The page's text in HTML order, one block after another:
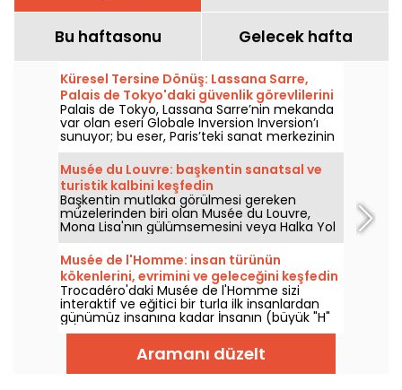
Bu haftasonu Gelecek hafta
Küresel Tersine Dönüş: Lassana Sarre,
Palais de Tokyo'daki güvenlik görevlilerini
öne çıkarıyor
Palais de Tokyo, Lassana Sarre’nin mekanda
var olan eseri Globale Inversion Inversion’ı
sunuyor; bu eser, Paris’teki sanat merkezinin
güvenlik ekiplerine adanmıştır ve 5 Haziran
2026’dan bu yana ziyaretçilerle buluşuyor.
Ressam, bakışı her gün ziyaretçileri
karşılayan, güvenliği sağlayan ve onlara eşlik
eden bu kişilere kaydırıyor.
Musée du Louvre: başkentin sanatsal ve
turistik kalbini keşfedin
Başkentin mutlaka görülmesi gereken
müzelerinden biri olan Musée du Louvre,
Mona Lisa'nın gülümsemesini veya Halka Yol
Gösteren Özgürlük'ün coşkusunu
düşünmeye gelen yılda 8 milyon ziyaretçinin
de kanıtladığı gibi, sergilediği birçok
başyapıtla Fransız ve Avrupa kültürünü
tanıtmaktadır. Burası, sanatın iki yüzyıldır
geliştiği, tarihle iç içe bir yer ve Paris'te
kalıyorsanız mutlaka görmeniz gereken bir
yer!
Musée de l'Homme: insan türünün
kökenlerini, evrimini ve geleceğini keşfedin
Trocadéro'daki Musée de l'Homme sizi
interaktif ve eğitici bir turla ilk insanlardan
günümüz insanına kadar İnsanın (büyük "H"
ile) evrimini keşfetmeye davet ediyor.
Aramanı düzelt